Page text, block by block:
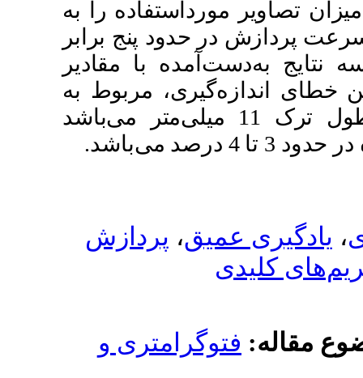
را به
حدود پنج برابر
با مقادیر
مربوط به
ترک 2/1 میلی‌متر و طول ترک 11 میلی‌متر می‌باشد
،پردازش
و